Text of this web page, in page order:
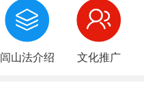
闾山法介绍 文化推广